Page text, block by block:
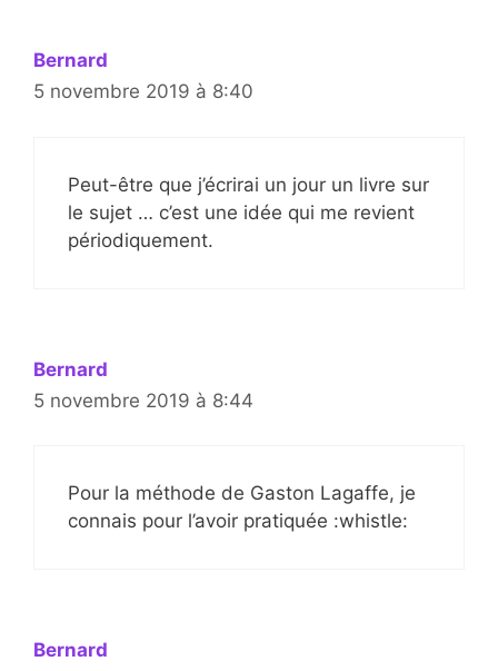
Bernard
5 novembre 2019 à 8:40
Peut-être que j’écrirai un jour un livre sur
le sujet … c’est une idée qui me revient
périodiquement.
Bernard
5 novembre 2019 à 8:44
Pour la méthode de Gaston Lagaffe, je
connais pour l’avoir pratiquée :whistle:
Bernard